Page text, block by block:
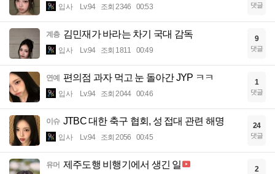
입사 Lv.94 조회 2346 00:53 댓글
계층 김민재가 바라는 차기 국대 감독
입사 Lv.94 조회 1811 00:49
9
댓글
연예 편의점 과자 먹고 눈 돌아간 JYP ㅋㅋ
입사 Lv.94 조회 2044 00:46
1
댓글
이슈 JTBC 대한 축구 협회, 성 접대 관련 해명
입사 Lv.94 조회 2056 00:45
24
댓글
유머 제주도행 비행기에서 생긴 일 2